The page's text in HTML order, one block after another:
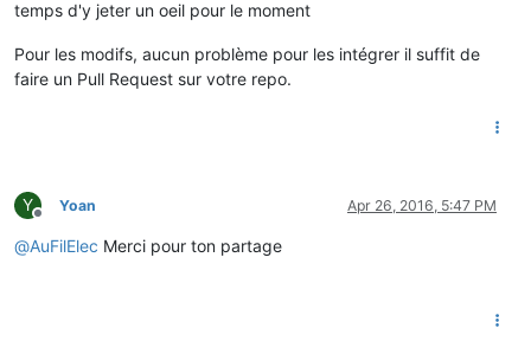
temps d'y jeter un oeil pour le moment
Pour les modifs, aucun problème pour les intégrer il suffit de
faire un Pull Request sur votre repo.
Y
Offline
Yoan Apr 26, 2016, 5:47 PM
@AuFilElec Merci pour ton partage